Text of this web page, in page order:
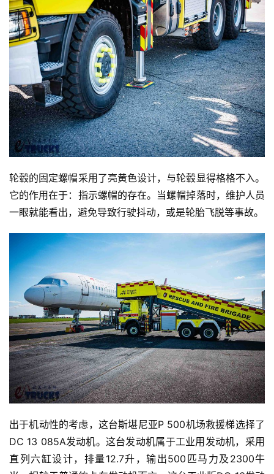
轮毂的固定螺帽采用了亮黄色设计，与轮毂显得格格不入。
它的作用在于：指示螺帽的存在。当螺帽掉落时，维护人员
一眼就能看出，避免导致行驶抖动，或是轮胎飞脱等事故。
出于机动性的考虑，这台斯堪尼亚P 500机场救援梯选择了
DC 13 085A发动机。这台发动机属于工业用发动机，采用
直列六缸设计，排量12.7升，输出500匹马力及2300牛